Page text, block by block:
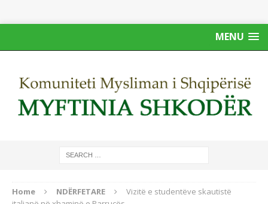
MENU
Home NDËRFETARE
Vizitë e studentëve skautistë